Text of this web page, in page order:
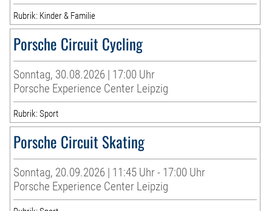
Rubrik: Kinder & Familie
Porsche Circuit Cycling
Sonntag, 30.08.2026 | 17:00 Uhr
Porsche Experience Center Leipzig
Rubrik: Sport
Porsche Circuit Skating
Sonntag, 20.09.2026 | 11:45 Uhr - 17:00 Uhr
Porsche Experience Center Leipzig